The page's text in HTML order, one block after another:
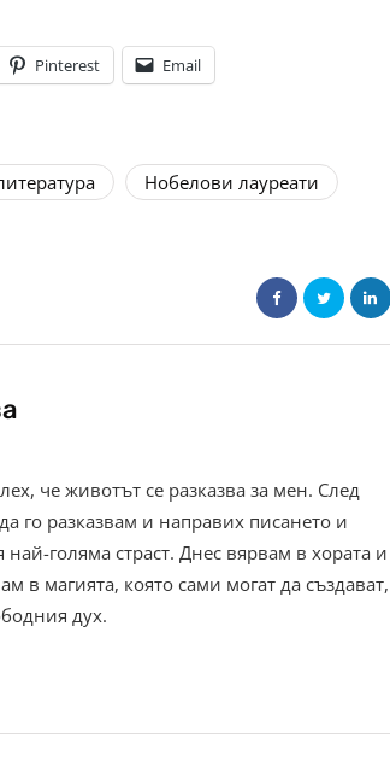
Pinterest Email
Нобелови лауреати
че животът се разказва за мен. След
го разказвам и направих писането и
голяма страст. Днес вярвам в хората и
в магията, която сами могат да създават,
дух.